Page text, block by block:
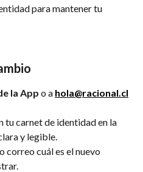
para mantener tu
la App o a hola@racional.cl
tu carnet de identidad en la
y legible.
correo cuál es el nuevo